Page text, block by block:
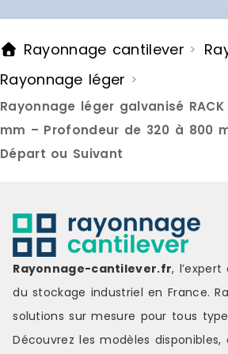
Rayonnage cantilever >
Rayonnage léger >
Rayonnage léger galvanisé
mm – Profondeur de 320 à 800
Départ ou Suivant
Rayonnage-cantilever.fr,
du stockage industriel en France.
solutions sur mesure pour tous
Découvrez les modèles disponibles,